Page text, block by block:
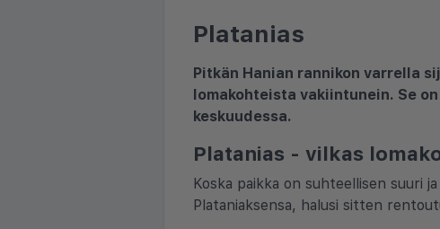
Platanias
Pitkän Hanian rannikon varrella
lomakohteista vakiintunein. Se
keskuudessa.
Platanias - vilkas
Koska paikka on suhteellisen suuri
Plataniaksensa, halusi sitten